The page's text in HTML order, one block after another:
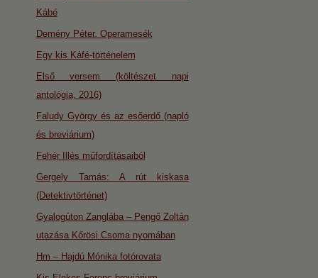
Kábé
Demény Péter. Operamesék
Egy kis Káfé-történelem
Első versem (költészet napi
antológia, 2016)
Faludy György és az esőerdő (napló
és breviárium)
Fehér Illés műfordításaiból
Gergely Tamás: A rút kiskasa
(Detektivtörténet)
Gyalogúton Zanglába – Pengő Zoltán
utazása Kőrösi Csoma nyomában
Hm – Hajdú Mónika fotórovata